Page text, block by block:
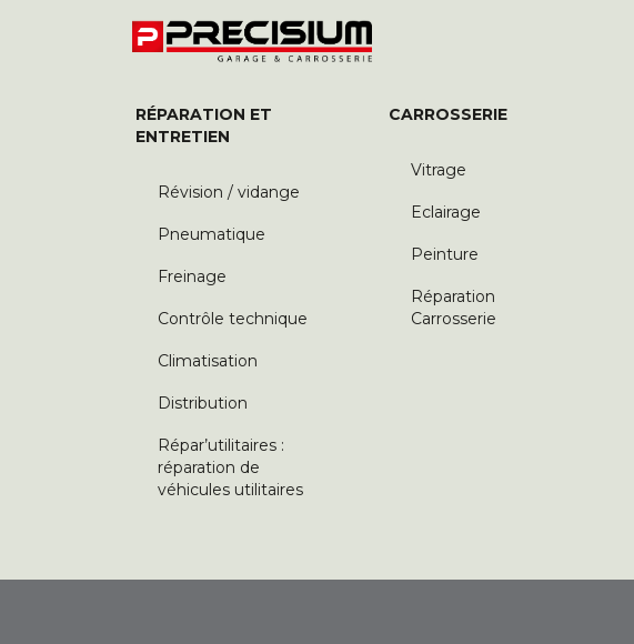
RÉPARATION ET
ENTRETIEN
Révision / vidange
Pneumatique
Freinage
Contrôle technique
Climatisation
Distribution
Répar’utilitaires :
réparation de
véhicules utilitaires
CARROSSERIE
Vitrage
Eclairage
Peinture
Réparation
Carrosserie